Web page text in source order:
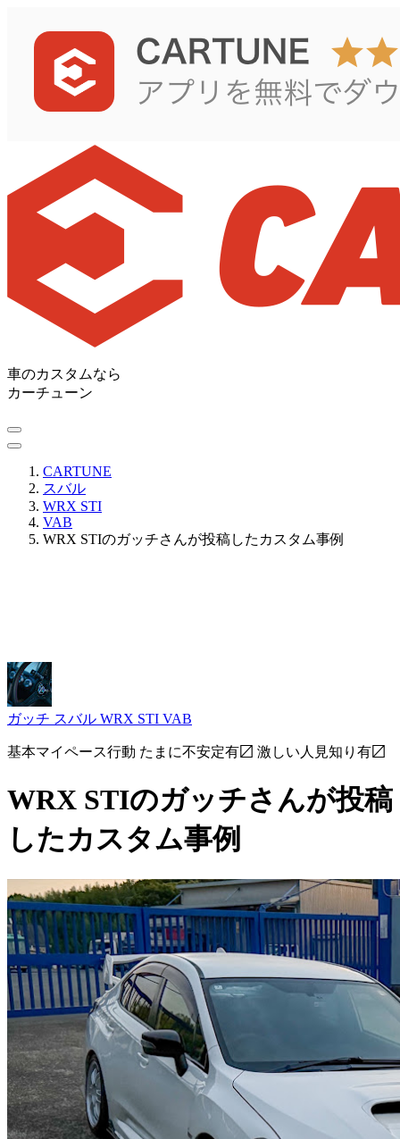
車のカスタムなら
カーチューン
CARTUNE
スバル
WRX STI
VAB
WRX STIのガッチさんが投稿したカスタム事例
ガッチ スバル WRX STI VAB
基本マイペース行動 たまに不安定有〼 激しい人見知り有〼
WRX STIのガッチさんが投稿
したカスタム事例